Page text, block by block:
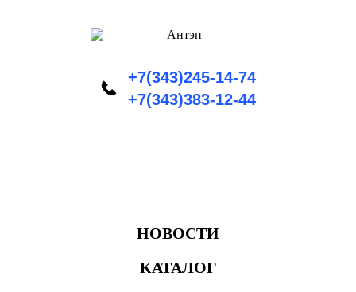
+7(343)245-14-74
+7(343)383-12-44
НОВОСТИ
КАТАЛОГ